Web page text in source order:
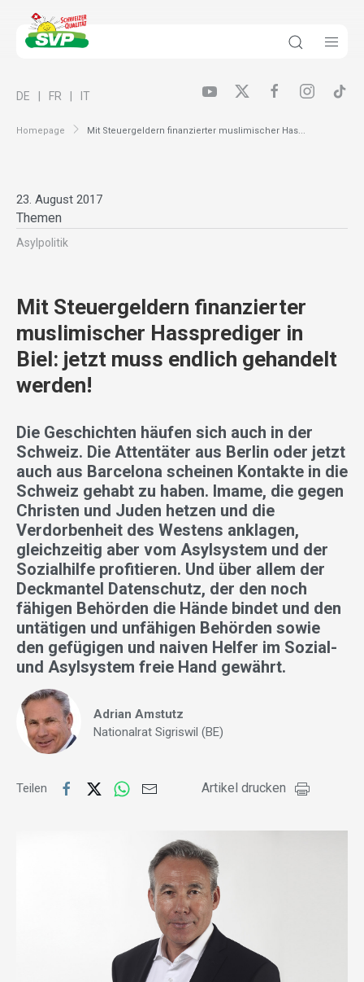
Homepage Mit Steuergeldern finanzierter muslimischer Has...
DE FR IT
23. August 2017
Themen
Asylpolitik
Mit Steuergeldern finanzierter
muslimischer Hassprediger in
Biel: jetzt muss endlich gehandelt
werden!
Die Geschichten häufen sich auch in der
Schweiz. Die Attentäter aus Berlin oder jetzt
auch aus Barcelona scheinen Kontakte in die
Schweiz gehabt zu haben. Imame, die gegen
Christen und Juden hetzen und die
Verdorbenheit des Westens anklagen,
gleichzeitig aber vom Asylsystem und der
Sozialhilfe profitieren. Und über allem der
Deckmantel Datenschutz, der den noch
fähigen Behörden die Hände bindet und den
untätigen und unfähigen Behörden sowie
den gefügigen und naiven Helfer im Sozial-
und Asylsystem freie Hand gewährt.
Adrian Amstutz
Nationalrat Sigriswil (BE)
Teilen Artikel drucken